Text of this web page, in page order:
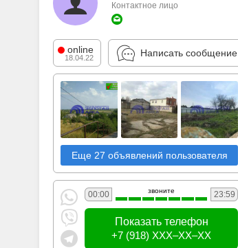
Контактное лицо
online
18.04.22 Написать сообщение
Еще 27 объявлений пользователя
00:00 звоните 23:59
Показать телефон
+7 (918) XXX–XX–XX